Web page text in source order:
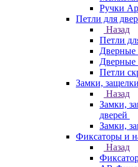
Ручки
Петли для
Назад
Петли
Дверные
Дверные
Петли
Замки,
Назад
Замки,
дверей
Замки,
Фиксаторы и
Назад